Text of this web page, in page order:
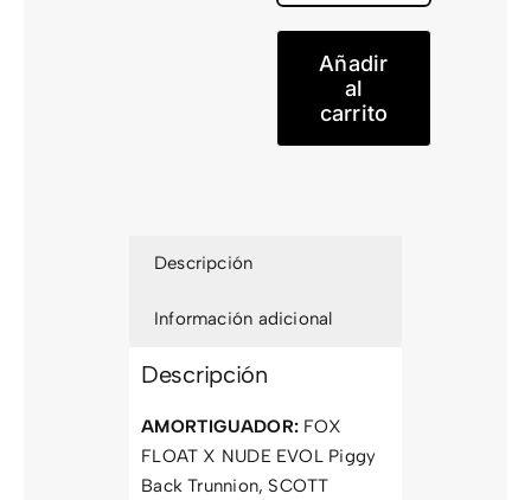
cantidad
Añadir
al
carrito
Descripción
Información adicional
Descripción
AMORTIGUADOR: FOX
FLOAT X NUDE EVOL Piggy
Back Trunnion, SCOTT